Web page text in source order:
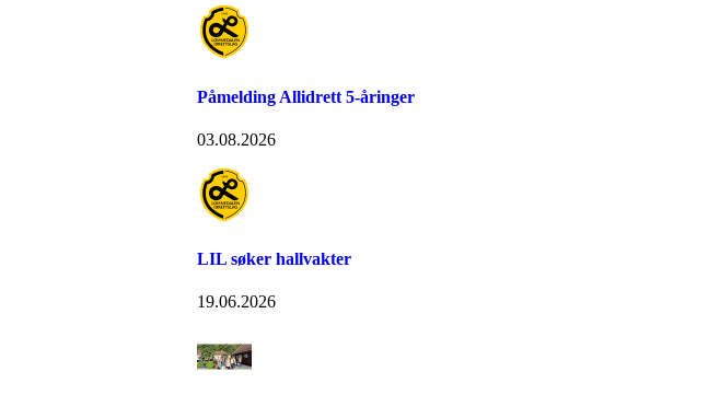
Påmelding Allidrett 5-åringer
03.08.2026
LIL søker hallvakter
19.06.2026